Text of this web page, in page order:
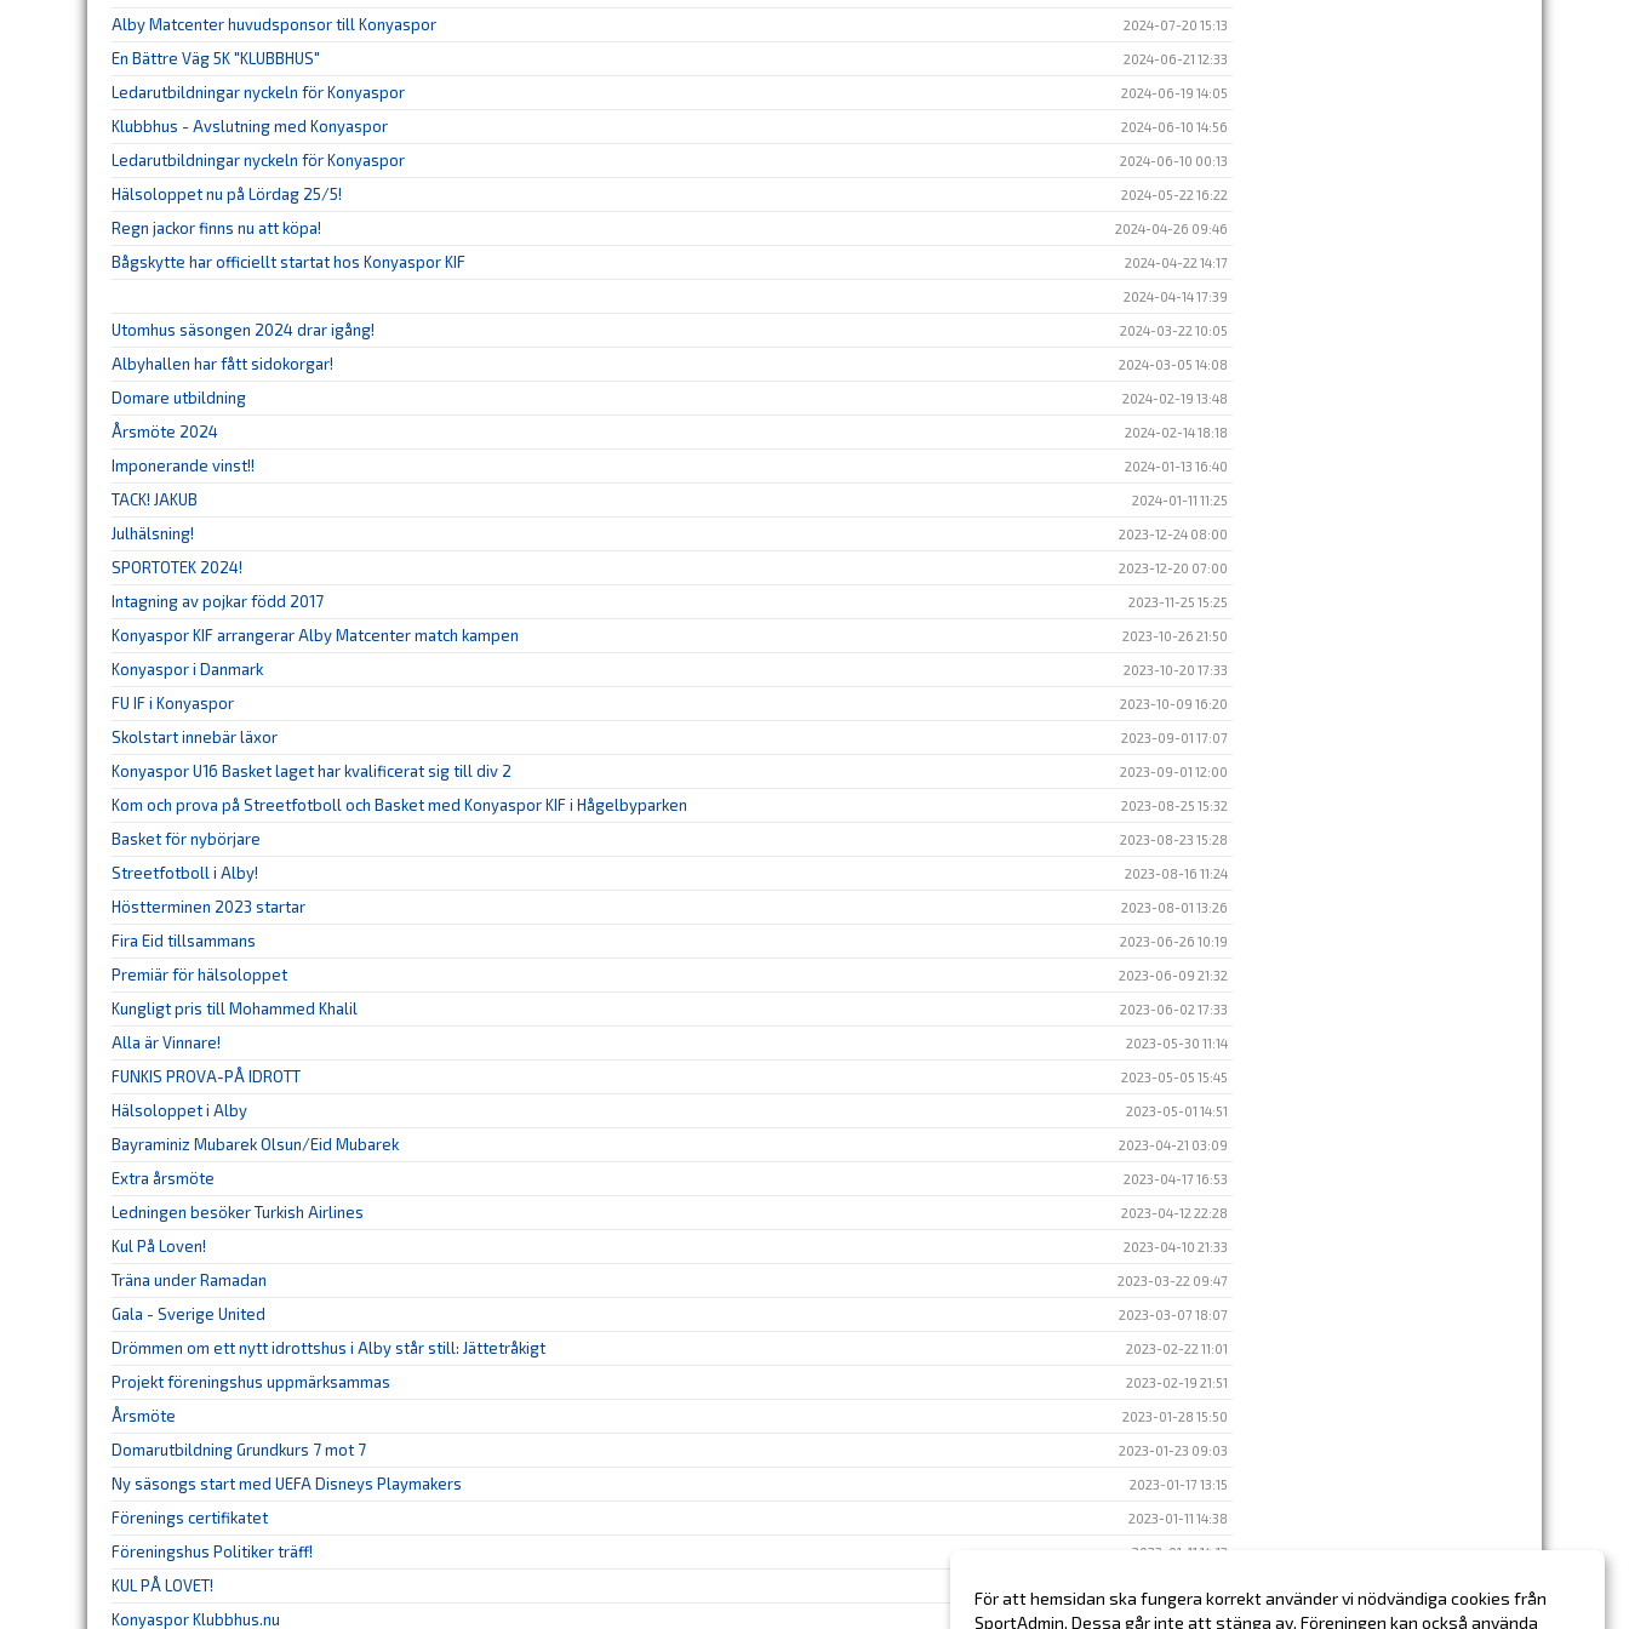
Alby Matcenter huvudsponsor till Konyaspor 2024-07-20 15:13
En Bättre Väg 5K "KLUBBHUS" 2024-06-21 12:33
Ledarutbildningar nyckeln för Konyaspor 2024-06-19 14:05
Klubbhus - Avslutning med Konyaspor 2024-06-10 14:56
Ledarutbildningar nyckeln för Konyaspor 2024-06-10 00:13
Hälsoloppet nu på Lördag 25/5! 2024-05-22 16:22
Regn jackor finns nu att köpa! 2024-04-26 09:46
Bågskytte har officiellt startat hos Konyaspor KIF 2024-04-22 14:17
2024-04-14 17:39
Utomhus säsongen 2024 drar igång! 2024-03-22 10:05
Albyhallen har fått sidokorgar! 2024-03-05 14:08
Domare utbildning 2024-02-19 13:48
Årsmöte 2024 2024-02-14 18:18
Imponerande vinst!! 2024-01-13 16:40
TACK! JAKUB 2024-01-11 11:25
Julhälsning! 2023-12-24 08:00
SPORTOTEK 2024! 2023-12-20 07:00
Intagning av pojkar född 2017 2023-11-25 15:25
Konyaspor KIF arrangerar Alby Matcenter match kampen 2023-10-26 21:50
Konyaspor i Danmark 2023-10-20 17:33
FU IF i Konyaspor 2023-10-09 16:20
Skolstart innebär läxor 2023-09-01 17:07
Konyaspor U16 Basket laget har kvalificerat sig till div 2 2023-09-01 12:00
Kom och prova på Streetfotboll och Basket med Konyaspor KIF i Hågelbyparken 2023-08-25 15:32
Basket för nybörjare 2023-08-23 15:28
Streetfotboll i Alby! 2023-08-16 11:24
Höstterminen 2023 startar 2023-08-01 13:26
Fira Eid tillsammans 2023-06-26 10:19
Premiär för hälsoloppet 2023-06-09 21:32
Kungligt pris till Mohammed Khalil 2023-06-02 17:33
Alla är Vinnare! 2023-05-30 11:14
FUNKIS PROVA-PÅ IDROTT 2023-05-05 15:45
Hälsoloppet i Alby 2023-05-01 14:51
Bayraminiz Mubarek Olsun/Eid Mubarek 2023-04-21 03:09
Extra årsmöte 2023-04-17 16:53
Ledningen besöker Turkish Airlines 2023-04-12 22:28
Kul På Loven! 2023-04-10 21:33
Träna under Ramadan 2023-03-22 09:47
Gala - Sverige United 2023-03-07 18:07
Drömmen om ett nytt idrottshus i Alby står still: Jättetråkigt 2023-02-22 11:01
Projekt föreningshus uppmärksammas 2023-02-19 21:51
Årsmöte 2023-01-28 15:50
Domarutbildning Grundkurs 7 mot 7 2023-01-23 09:03
Ny säsongs start med UEFA Disneys Playmakers 2023-01-17 13:15
Förenings certifikatet 2023-01-11 14:38
Föreningshus Politiker träff! 2023-01-11 14:12
KUL PÅ LOVET!
Konyaspor Klubbhus.nu 2022-12-20 17:00
För att hemsidan ska fungera korrekt använder vi nödvändiga cookies från
SportAdmin. Dessa går inte att stänga av. Föreningen kan också använda